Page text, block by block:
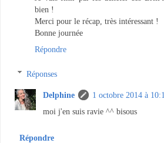
bien !
Merci pour le récap, très intéressant !
Bonne journée
Répondre
Réponses
Delphine
1 octobre 2014 à
moi j'en suis ravie ^^ bisous
Répondre